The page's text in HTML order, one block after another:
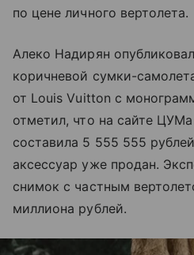
по цене личного вертолета.
Алеко Надирян
коричневой сумки-
от Louis Vuitton с
отметил, что на сайте
составила 5 555 555
аксессуар уже продан.
снимок с частным
миллиона рублей.